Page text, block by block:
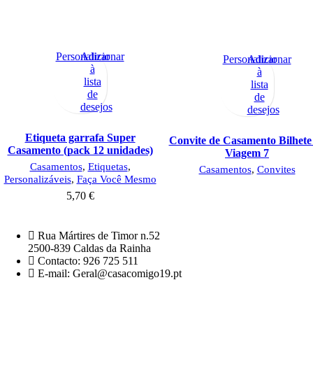
Personalizar
Adicionar
à
lista
de
desejos
Etiqueta garrafa Super
Casamento (pack 12 unidades)
Casamentos, Etiquetas,
Personalizáveis, Faça Você Mesmo
5,70 €
Personalizar
Adicionar
à
lista
de
desejos
Convite de Casamento Bilhete
Viagem 7
Casamentos, Convites
Rua Mártires de Timor n.52
2500-839 Caldas da Rainha
Contacto: 926 725 511
E-mail: Geral@casacomigo19.pt